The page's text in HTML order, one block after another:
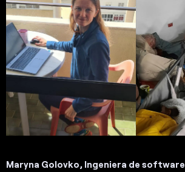
Maryna Golovko, Ingeniera de software